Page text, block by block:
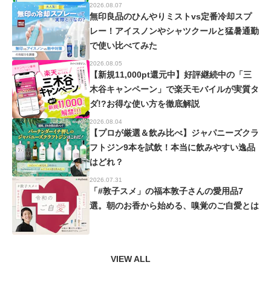
2026.08.07
無印良品のひんやりミストvs定番冷却スプ
レー！アイスノンやシャツクールと猛暑通勤
で使い比べてみた
2026.08.05
【新規11,000pt還元中】好評継続中の「三
木谷キャンペーン」で楽天モバイルが実質タ
ダ!?お得な使い方を徹底解説
2026.08.04
【プロが厳選＆飲み比べ】ジャパニーズクラ
フトジン9本を試飲！本当に飲みやすい逸品
はどれ？
2026.07.31
「#敦子スメ」の福本敦子さんの愛用品7
選。朝のお香から始める、嗅覚のご自愛とは
VIEW ALL